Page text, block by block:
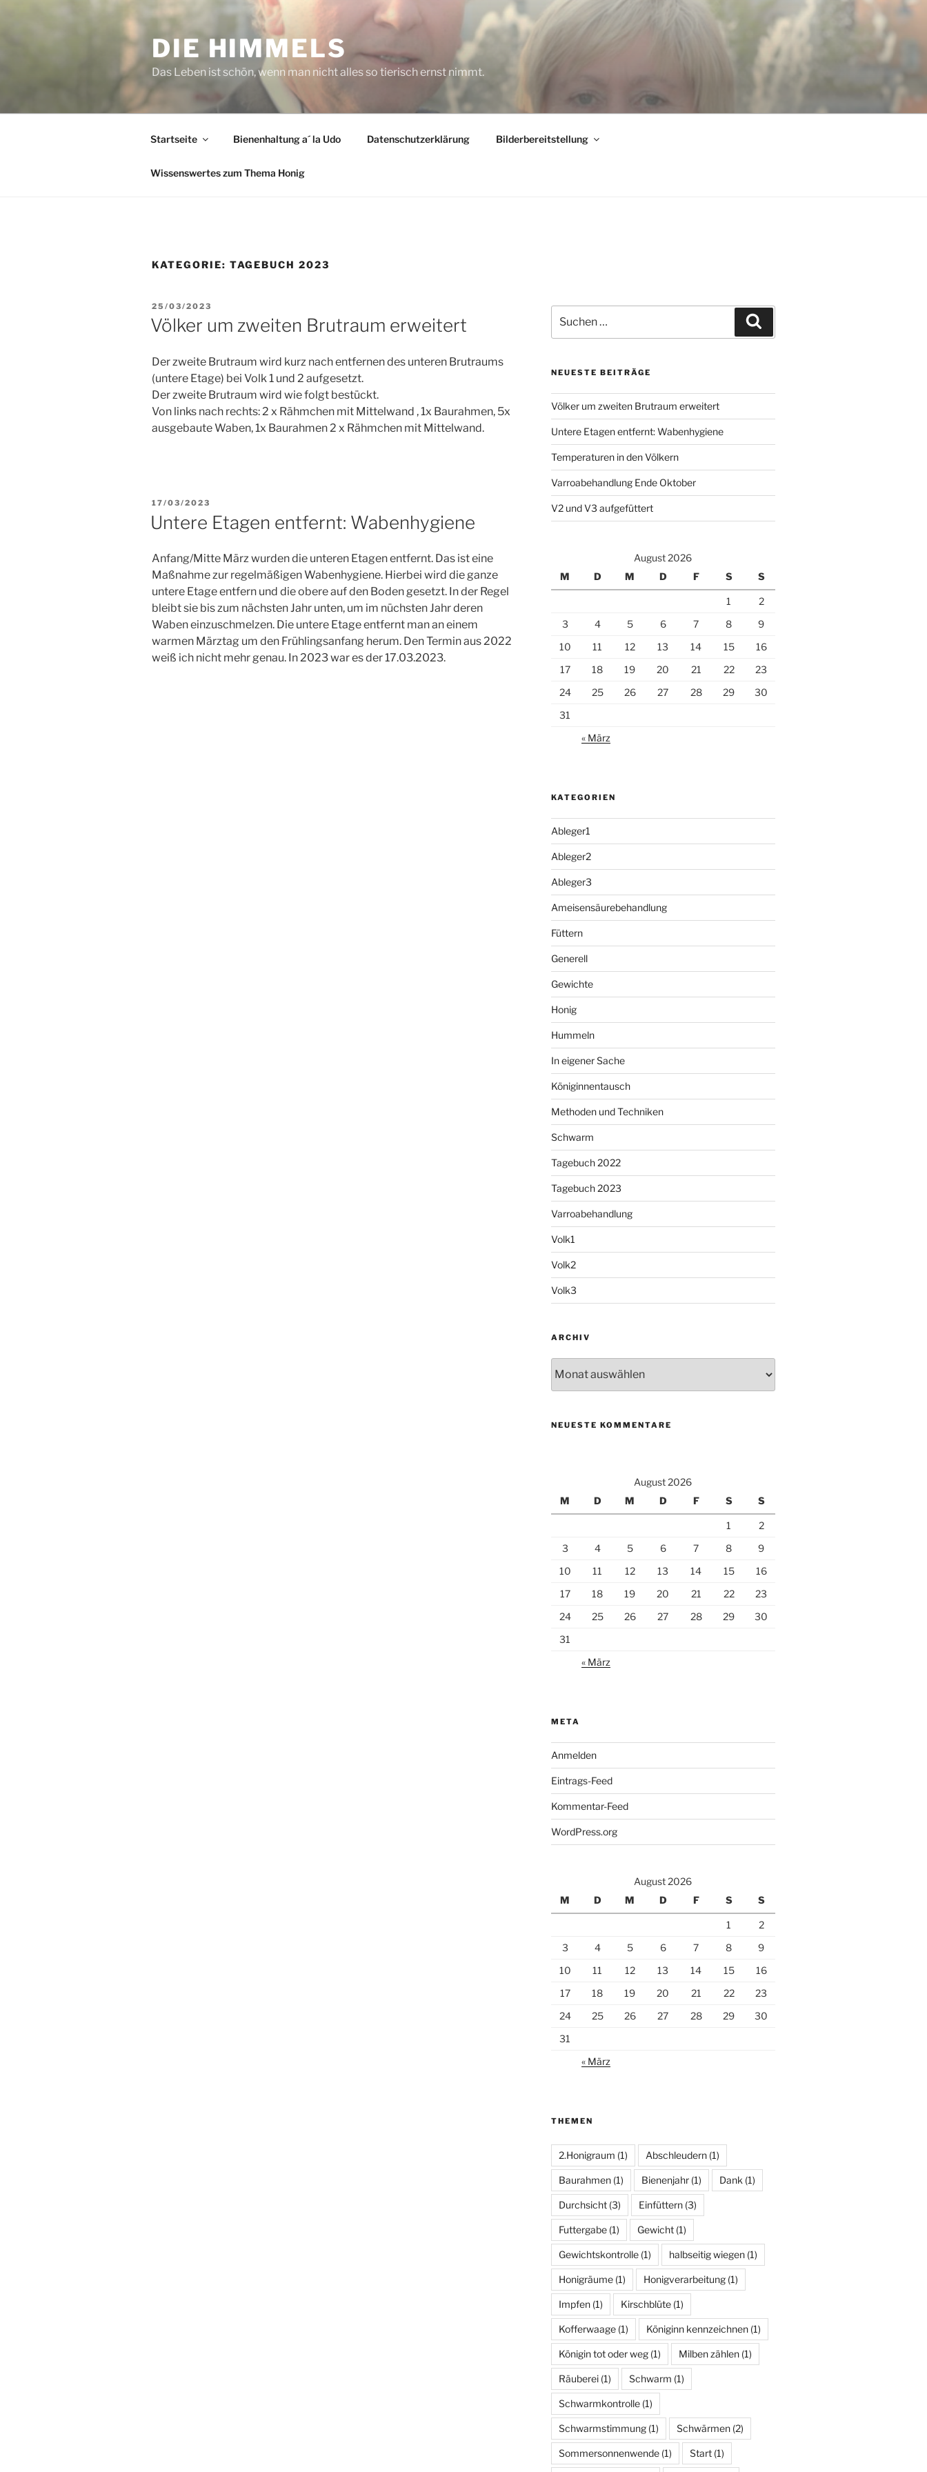
DIE HIMMELS
Das Leben ist schön, wenn man nicht alles so tierisch ernst nimmt.
Startseite Bienenhaltung a´ la Udo Datenschutzerklärung Bilderbereitstellung
Wissenswertes zum Thema Honig
KATEGORIE: TAGEBUCH 2023
VERÖFFENTLICHT
AM
25/03/2023
Völker um zweiten Brutraum erweitert
Der zweite Brutraum wird kurz nach entfernen des unteren Brutraums
(untere Etage) bei Volk 1 und 2 aufgesetzt.
Der zweite Brutraum wird wie folgt bestückt.
Von links nach rechts: 2 x Rähmchen mit Mittelwand , 1x Baurahmen, 5x
ausgebaute Waben, 1x Baurahmen 2 x Rähmchen mit Mittelwand.
VERÖFFENTLICHT
17/03/2023
Untere Etagen entfernt: Wabenhygiene
Anfang/Mitte März wurden die unteren Etagen entfernt. Das ist eine
Maßnahme zur regelmäßigen Wabenhygiene. Hierbei wird die ganze
untere Etage entfern und die obere auf den Boden gesetzt. In der Regel
bleibt sie bis zum nächsten Jahr unten, um im nüchsten Jahr deren
Waben einzuschmelzen. Die untere Etage entfernt man an einem
warmen Märztag um den Frühlingsanfang herum. Den Termin aus 2022
weiß ich nicht mehr genau. In 2023 war es der 17.03.2023.
nach:
NEUESTE BEITRÄGE
Völker um zweiten Brutraum erweitert
Untere Etagen entfernt: Wabenhygiene
Temperaturen in den Völkern
Varroabehandlung Ende Oktober
V2 und V3 aufgefüttert
August 2026
M
D M D F S S
1
2
3
4 5 6 7 8
9
10
11 12 13 14 15
16
17
18 19 20 21 22
23
24
25 26 27 28 29
30
31
« März
KATEGORIEN
Ableger1
Ableger2
Ableger3
Ameisensäurebehandlung
Füttern
Generell
Gewichte
Honig
Hummeln
In eigener Sache
Königinnentausch
Methoden und Techniken
Schwarm
Tagebuch 2022
Tagebuch 2023
Varroabehandlung
Volk1
Volk2
Volk3
ARCHIV
NEUESTE KOMMENTARE
August 2026
M
D M D F S S
1
2
3
4 5 6 7 8
9
10
11 12 13 14 15
16
17
18 19 20 21 22
23
24
25 26 27 28 29
30
31
« März
META
Anmelden
Eintrags-Feed
Kommentar-Feed
WordPress.org
August 2026
M
D M D F S S
1
2
3
4 5 6 7 8
9
10
11 12 13 14 15
16
17
18 19 20 21 22
23
24
25 26 27 28 29
30
31
« März
THEMEN
2.Honigraum (1) Abschleudern(1)
Baurahmen(1) Bienenjahr(1) Dank (1)
Durchsicht(3) Einfüttern(3)
Futtergabe(1) Gewicht(1)
Gewichtskontrolle(1) halbseitig wiegen(1)
Honigräume(1) Honigverarbeitung(1)
Impfen(1) Kirschblüte(1)
Kofferwaage(1) Königinn kennzeichnen(1)
Königin tot oder weg(1) Milben zählen(1)
Räuberei(1) Schwarm (1)
Schwarmkontrolle(1)
Schwarmstimmung(1) Schwärmen(2)
Sommersonnenwende(1) Start(1)